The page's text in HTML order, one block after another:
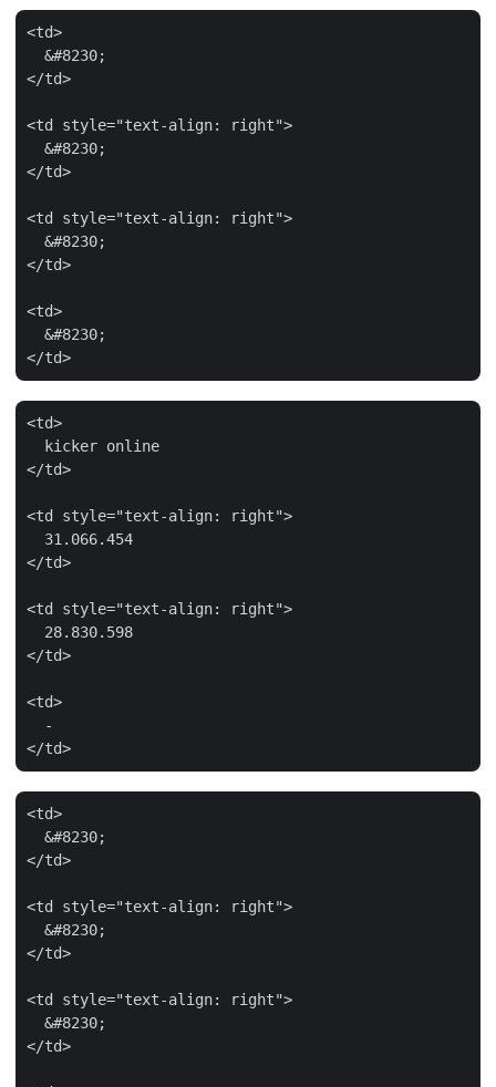
<td>
  &#8230;
</td>
<td style="text-align: right">
  &#8230;
</td>
<td style="text-align: right">
  &#8230;
</td>
<td>
  &#8230;
<td>
  kicker online
</td>
<td style="text-align: right">
  31.066.454
</td>
<td style="text-align: right">
  28.830.598
</td>
<td>
  -
<td>
  &#8230;
</td>
<td style="text-align: right">
  &#8230;
</td>
<td style="text-align: right">
  &#8230;
</td>